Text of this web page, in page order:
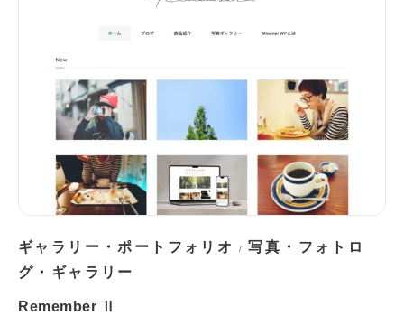
ギャラリー・ポートフォリオ /写真・フォトロ
グ・ギャラリー
Remember Ⅱ